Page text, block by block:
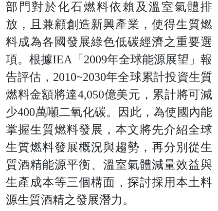
部門對於化石燃料依賴及溫室氣體排
放，且兼顧創造新興產業，使得生質燃
料成為各國發展綠色低碳經濟之重要選
項。根據IEA 「 2009年全球能源展望」報
告評估 ， 2010~2030年全球累計投資生質
燃料金額將達4,050億美元，累計將可減
少400萬噸二氧化碳。因此，為使國內能
掌握生質燃料發展，本文將先介紹全球
生質燃料發展概況與趨勢，再分別從生
質酒精能源平衡、溫室氣體減量效益與
生產成本等三個構面，探討採用本土料
源生質酒精之發展潛力。